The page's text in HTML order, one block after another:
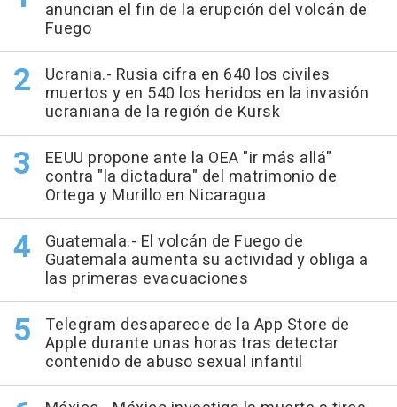
anuncian el fin de la erupción del volcán de
Fuego
Ucrania.- Rusia cifra en 640 los civiles
muertos y en 540 los heridos en la invasión
ucraniana de la región de Kursk
EEUU propone ante la OEA "ir más allá"
contra "la dictadura" del matrimonio de
Ortega y Murillo en Nicaragua
Guatemala.- El volcán de Fuego de
Guatemala aumenta su actividad y obliga a
las primeras evacuaciones
Telegram desaparece de la App Store de
Apple durante unas horas tras detectar
contenido de abuso sexual infantil